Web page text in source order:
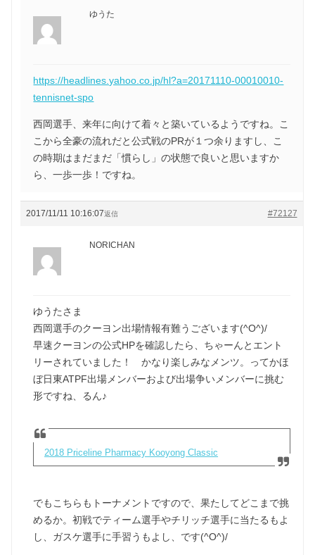
ゆうた
https://headlines.yahoo.co.jp/hl?a=20171110-00010010-
tennisnet-spo
西岡選手、来年に向けて着々と築いているようですね。こ
こから全豪の流れだと公式戦のPRが１つ余りますし、こ
の時期はまだまだ「慣らし」の状態で良いと思いますか
ら、一歩一歩！ですね。
2017/11/11 10:16:07 #72127
返信
NORICHAN
ゆうたさま
西岡選手のクーヨン出場情報有難うございます(^O^)/
早速クーヨンの公式HPを確認したら、ちゃーんとエント
リーされていました！ かなり楽しみなメンツ。ってかほ
ぼ日東ATPF出場メンバーおよび出場争いメンバーに挑む
形ですね、るん♪
2018 Priceline Pharmacy Kooyong Classic
でもこちらもトーナメントですので、果たしてどこまで挑
めるか。初戦でティーム選手やチリッチ選手に当たるもよ
し、ガスケ選手に手習うもよし、です(^O^)/